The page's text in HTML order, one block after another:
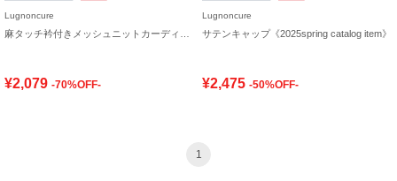
Lugnoncure
¥2,079 -70%OFF-
Lugnoncure
サテンキャップ《2025spring catalog item》
¥2,475 -50%OFF-
1